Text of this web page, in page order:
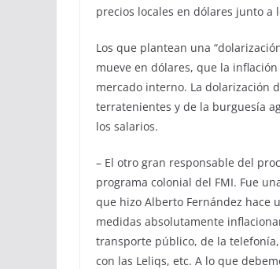
precios locales en dólares junto
Los que plantean una
mueve en dólares, que la
mercado interno. La dolarización
terratenientes y de la burguesía
los salarios.
– El otro gran responsable del
programa colonial del FMI. Fue
que hizo Alberto Fernández hace
medidas absolutamente
transporte público, de la
con las Leliqs, etc. A lo que